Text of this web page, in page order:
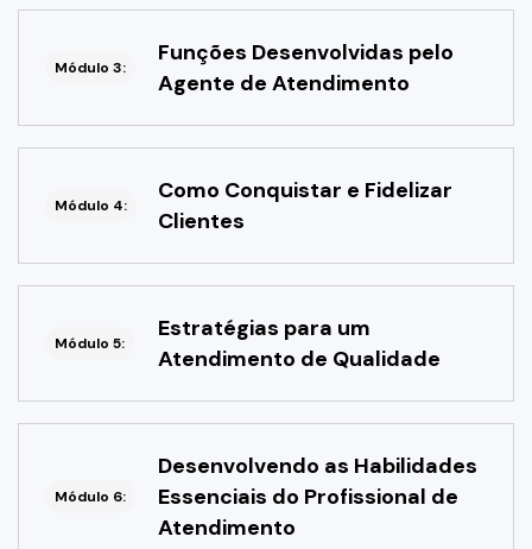
Módulo 3:
Funções Desenvolvidas pelo
Agente de Atendimento
Módulo 4:
Como Conquistar e Fidelizar
Clientes
Módulo 5:
Estratégias para um
Atendimento de Qualidade
Módulo 6:
Desenvolvendo as Habilidades
Essenciais do Profissional de
Atendimento